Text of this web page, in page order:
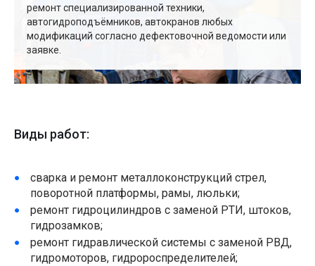
ремонт специализированной техники,
автогидроподъёмников, автокранов любых
модификаций согласно дефектовочной ведомости или
заявке.
Виды работ:
сварка и ремонт металлоконструкций стрел,
поворотной платформы, рамы, люльки;
ремонт гидроцилиндров с заменой РТИ, штоков,
гидрозамков;
ремонт гидравлической системы с заменой РВД,
гидромоторов, гидророспределителей;